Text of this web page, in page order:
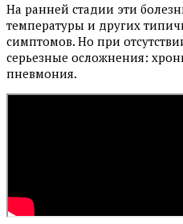
На ранней стадии эти
температуры и других
симптомов. Но при
серьезные осложнения:
пневмония.